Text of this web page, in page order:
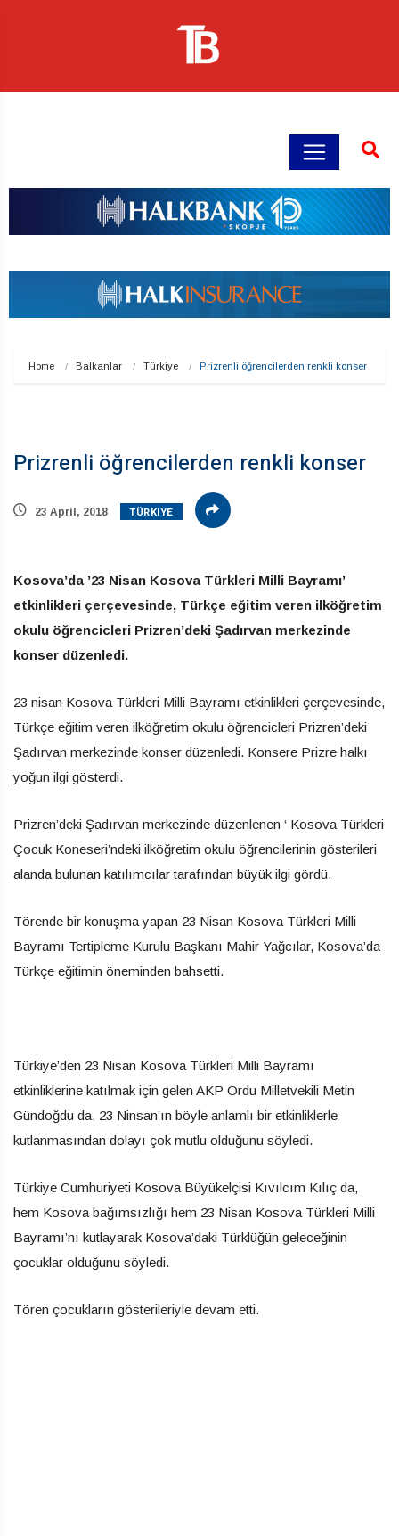
Home Balkanlar Türkiye Prizrenli öğrencilerden renkli konser
Prizrenli öğrencilerden renkli konser
23 April, 2018 TÜRKIYE
Kosova’da ’23 Nisan Kosova Türkleri Milli Bayramı’
etkinlikleri çerçevesinde, Türkçe eğitim veren ilköğretim
okulu öğrencicleri Prizren’deki Şadırvan merkezinde
konser düzenledi.
23 nisan Kosova Türkleri Milli Bayramı etkinlikleri çerçevesinde,
Türkçe eğitim veren ilköğretim okulu öğrencicleri Prizren’deki
Şadırvan merkezinde konser düzenledi. Konsere Prizre halkı
yoğun ilgi gösterdi.
Prizren’deki Şadırvan merkezinde düzenlenen ‘ Kosova Türkleri
Çocuk Koneseri’ndeki ilköğretim okulu öğrencilerinin gösterileri
alanda bulunan katılımcılar tarafından büyük ilgi gördü.
Törende bir konuşma yapan 23 Nisan Kosova Türkleri Milli
Bayramı Tertipleme Kurulu Başkanı Mahir Yağcılar, Kosova’da
Türkçe eğitimin öneminden bahsetti.
Türkiye’den 23 Nisan Kosova Türkleri Milli Bayramı
etkinliklerine katılmak için gelen AKP Ordu Milletvekili Metin
Gündoğdu da, 23 Ninsan’ın böyle anlamlı bir etkinliklerle
kutlanmasından dolayı çok mutlu olduğunu söyledi.
Türkiye Cumhuriyeti Kosova Büyükelçisi Kıvılcım Kılıç da,
hem Kosova bağımsızlığı hem 23 Nisan Kosova Türkleri Milli
Bayramı’nı kutlayarak Kosova’daki Türklüğün geleceğinin
çocuklar olduğunu söyledi.
Tören çocukların gösterileriyle devam etti.